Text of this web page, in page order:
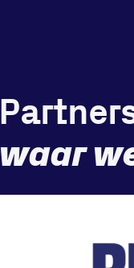
waar